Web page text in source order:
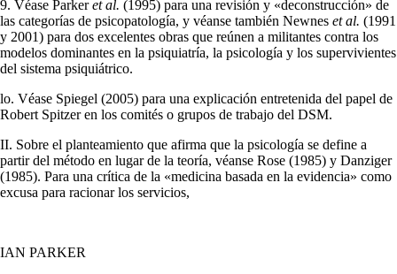
9. Véase Parkeret al. (1995) para una revisión y «deconstrucción» de
las categorías de psicopatología, y véanse también Newnes et al. (1991
y 2001) para dos exce­lentes obras que reúnen a militantes contra los
modelos dominantes en la psiquiatría, la psicología y los supervivientes
del sistema psiquiátrico.
lo. Véase Spiegel (2005) para una explicación entretenida del papel de
Robert Spitzer en los comités o grupos de trabajo del DSM.
II. Sobre el planteamiento que afirma que la psicología se define a
partir del méto­do en lugar de la teoría, véanse Rose (1985) y Danziger
(1985). Para una crítica de la «medicina basada en la evidencia» como
excusa para racionar los servicios,
IAN PARKER